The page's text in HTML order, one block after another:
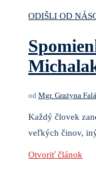
ODIŠLI OD NÁS
od Mgr. Grażyna
Každý človek
veľkých činov,
Otvoriť článok